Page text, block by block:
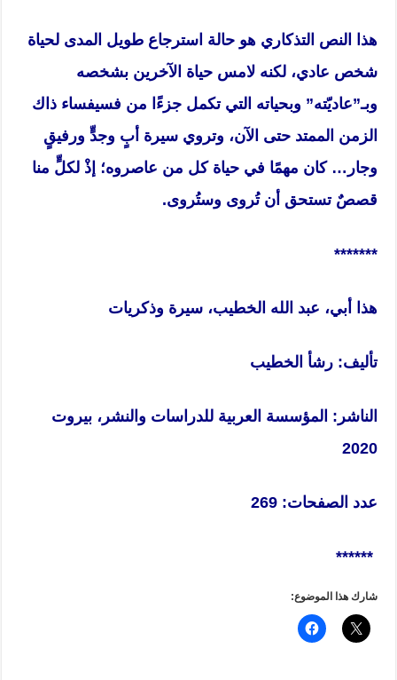
هذا النص التذكاري هو حالة استرجاع طويل المدى لحياة
شخص عادي، لكنه لامس حياة الآخرين بشخصه
وبـ”عاديّته” وبحياته التي تكمل جزءًا من فسيفساء ذاك
الزمن الممتد حتى الآن، وتروي سيرة أبٍ وجدٍّ ورفيقٍ
وجار… كان مهمًا في حياة كل من عاصروه؛ إذْ لكلٍّ منا
قصصٌ تستحق أن تُروى وستُروى.
*******
هذا أبي، عبد الله الخطيب، سيرة وذكريات
تأليف: رشأ الخطيب
الناشر: المؤسسة العربية للدراسات والنشر، بيروت
2020
عدد الصفحات: 269
******
شارك هذا الموضوع: